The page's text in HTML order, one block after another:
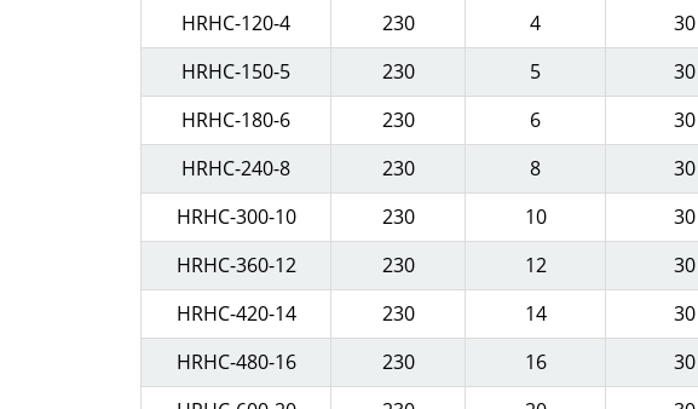
HRHC-120-4
230 4 30
HRHC-150-5
230 5 30
HRHC-180-6
230 6 30
HRHC-240-8
230 8 30
HRHC-300-10
230 10 30
HRHC-360-12
230 12 30
HRHC-420-14
230 14 30
HRHC-480-16
230 16 30